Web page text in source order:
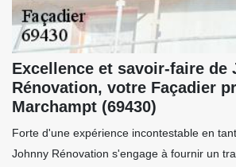
Excellence et savoir-faire de
Rénovation, votre Façadier
Marchampt (69430)
Forte d'une expérience incontestable en
Johnny Rénovation s'engage à fournir un